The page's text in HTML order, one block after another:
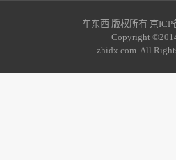
车东西 版权所有 京ICP
Copyright
zhidx.com. All